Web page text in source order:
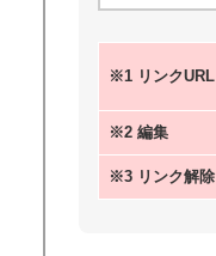
※1 リンクURL
※2 編集
※3 リンク解除